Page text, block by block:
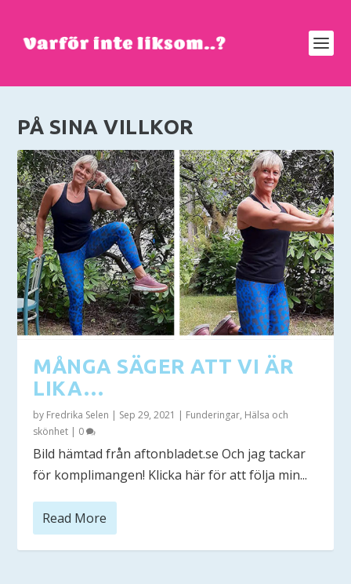
PÅ SINA VILLKOR
MÅNGA SÄGER ATT VI ÄR
LIKA…
by Fredrika Selen | Sep 29, 2021 | Funderingar, Hälsa och
skönhet | 0
Bild hämtad från aftonbladet.se Och jag tackar
för komplimangen! Klicka här för att följa min...
Read More